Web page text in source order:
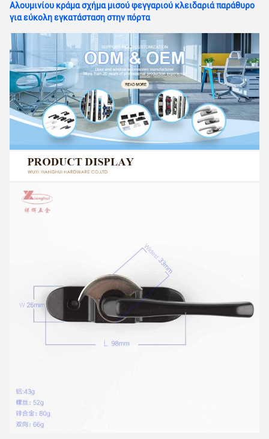
Αλουμινίου κράμα σχήμα μισού φεγγαριού κλειδαριά παράθυρο
για εύκολη εγκατάσταση στην πόρτα